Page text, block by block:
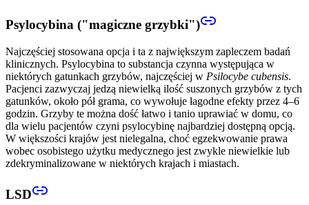
Psylocybina ("magiczne grzybki")
Najczęściej stosowana opcja i ta z największym zapleczem badań
klinicznych. Psylocybina to substancja czynna występująca w
niektórych gatunkach grzybów, najczęściej w Psilocybe cubensis.
Pacjenci zazwyczaj jedzą niewielką ilość suszonych grzybów z tych
gatunków, około pół grama, co wywołuje łagodne efekty przez 4–6
godzin. Grzyby te można dość łatwo i tanio uprawiać w domu, co
dla wielu pacjentów czyni psylocybinę najbardziej dostępną opcją.
W większości krajów jest nielegalna, choć egzekwowanie prawa
wobec osobistego użytku medycznego jest zwykle niewielkie lub
zdekryminalizowane w niektórych krajach i miastach.
LSD